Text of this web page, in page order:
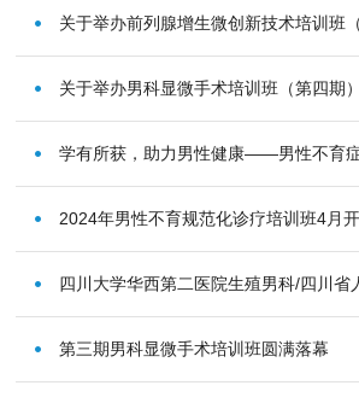
关于举办前列腺增生微创新技术培训班
关于举办男科显微手术培训班（第四期
第三期男科显微手术培训班圆满落幕